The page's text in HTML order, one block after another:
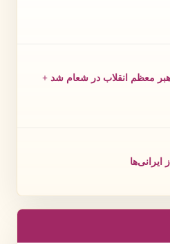
معظم انقلاب در شعام شد +